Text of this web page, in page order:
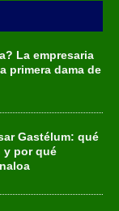
La empresaria
primera dama de
Gastélum: qué
y por qué